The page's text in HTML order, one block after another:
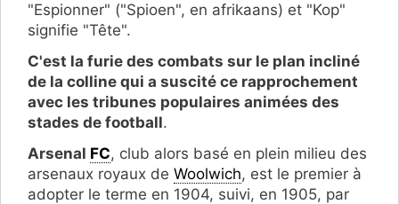
"Espionner" ("Spioen", en afrikaans) et "Kop"
signifie "Tête".
C'est la furie des combats sur le plan incliné
de la colline qui a suscité ce rapprochement
avec les tribunes populaires animées des
stades de football.
Arsenal FC, club alors basé en plein milieu des
arsenaux royaux de Woolwich, est le premier à
adopter le terme en 1904, suivi, en 1905, par